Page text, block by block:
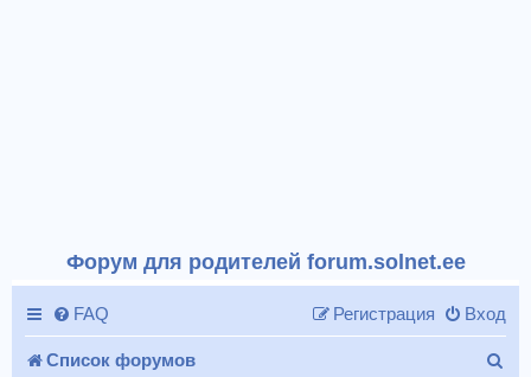
Форум для родителей forum.solnet.ee
FAQ Вход
Регистрация
Список форумов